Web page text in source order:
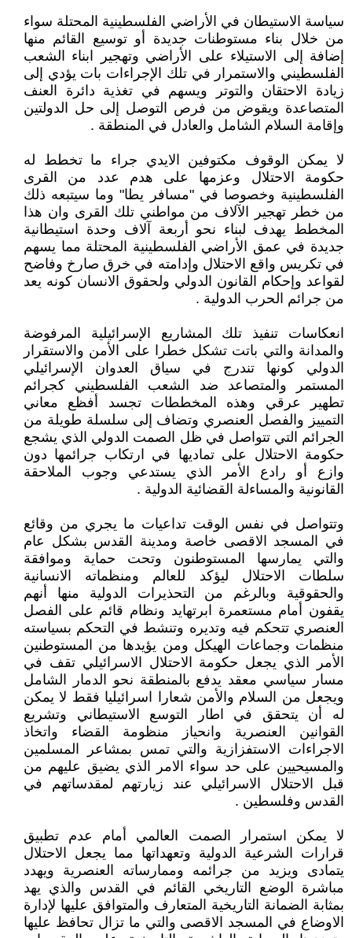
سياسة الاستيطان في الأراضي الفلسطينية المحتلة سواء
من خلال بناء مستوطنات جديدة أو توسيع القائم منها
إضافة إلى الاستيلاء على الأراضي وتهجير ابناء الشعب
الفلسطيني والاستمرار في تلك الإجراءات بات يؤدي إلى
زيادة الاحتقان والتوتر ويسهم في تغذية دائرة العنف
المتصاعدة ويقوض من فرص التوصل إلى حل الدولتين
وإقامة السلام الشامل والعادل في المنطقة .
لا يمكن الوقوف مكتوفين الايدي جراء ما تخطط له
حكومة الاحتلال وعزمها على هدم عدد من القرى
الفلسطينية وخصوصا في "مسافر يطا" وما سيتبعه ذلك
من خطر تهجير الآلاف من مواطني تلك القرى وان هذا
المخطط يهدف لبناء نحو أربعة آلاف وحدة استيطانية
جديدة في عمق الأراضي الفلسطينية المحتلة مما يسهم
في تكريس واقع الاحتلال وإدامته في خرق صارخ وفاضح
لقواعد وإحكام القانون الدولي ولحقوق الانسان كونه يعد
من جرائم الحرب الدولية .
انعكاسات تنفيذ تلك المشاريع الإسرائيلية المرفوضة
والمدانة والتي باتت تشكل خطرا على الأمن والاستقرار
الدولي كونها تندرج في سياق العدوان الإسرائيلي
المستمر والمتصاعد ضد الشعب الفلسطيني كجرائم
تطهير عرقي وهذه المخططات تجسد أفظع معاني
التمييز والفصل العنصري وتضاف إلى سلسلة طويلة من
الجرائم التي تتواصل في ظل الصمت الدولي الذي يشجع
حكومة الاحتلال على تماديها في ارتكاب جرائمها دون
وازع أو رادع الأمر الذي يستدعي وجوب الملاحقة
القانونية والمساءلة القضائية الدولية .
وتتواصل في نفس الوقت تداعيات ما يجري من وقائع
في المسجد الاقصى خاصة ومدينة القدس بشكل عام
والتي يمارسها المستوطنون وتحت حماية وموافقة
سلطات الاحتلال ليؤكد للعالم ومنظماته الانسانية
والحقوقية وبالرغم من التحذيرات الدولية منها أنهم
يقفون أمام مستعمرة ابرتهايد ونظام قائم على الفصل
العنصري تتحكم فيه وتديره وتنشط في التحكم بسياسته
منظمات وجماعات الهيكل ومن يؤيدها من المستوطنين
الأمر الذي يجعل حكومة الاحتلال الاسرائيلي تقف في
مسار سياسي معقد يدفع بالمنطقة نحو الدمار الشامل
ويجعل من السلام والأمن شعارا اسرائيليا فقط لا يمكن
له أن يتحقق في اطار التوسع الاستيطاني وتشريع
القوانين العنصرية وانحياز منظومة القضاء واتخاذ
الاجراءات الاستفزازية والتي تمس بمشاعر المسلمين
والمسيحيين على حد سواء الامر الذي يضيق عليهم من
قبل الاحتلال الاسرائيلي عند زيارتهم لمقدساتهم في
القدس وفلسطين .
لا يمكن استمرار الصمت العالمي أمام عدم تطبيق
قرارات الشرعية الدولية وتعهداتها مما يجعل الاحتلال
يتمادى ويزيد من جرائمه وممارساته العنصرية ويهدد
مباشرة الوضع التاريخي القائم في القدس والذي يهد
بمثابة الضمانة التاريخية المتعارف والمتوافق عليها لإدارة
الاوضاع في المسجد الاقصى والتي ما تزال تحافظ عليها